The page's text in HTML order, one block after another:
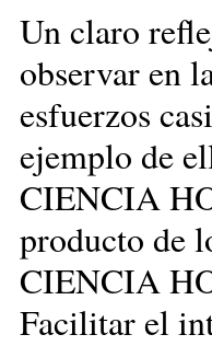
Un claro
observar en
esfuerzos
ejemplo de
CIENCIA
producto de
CIENCIA
Facilitar